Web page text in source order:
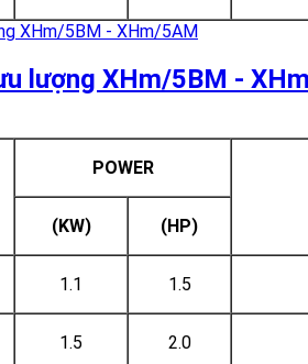
lượng XHm/5BM -
POWER
(KW) (HP)
1.1 1.5
1.5 2.0